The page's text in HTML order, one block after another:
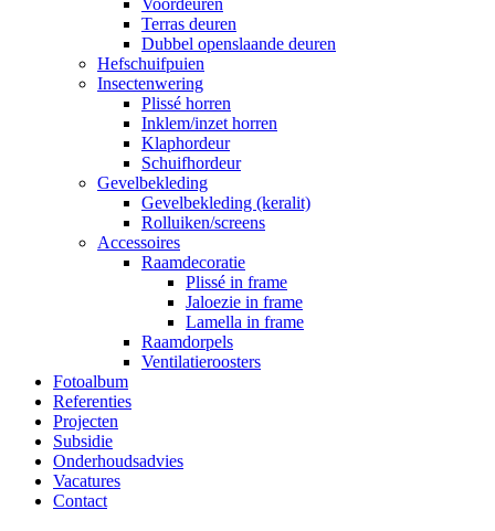
Voordeuren
Terras deuren
Dubbel openslaande deuren
Hefschuifpuien
Insectenwering
Plissé horren
Inklem/inzet horren
Klaphordeur
Schuifhordeur
Gevelbekleding
Gevelbekleding (keralit)
Rolluiken/screens
Accessoires
Raamdecoratie
Plissé in frame
Jaloezie in frame
Lamella in frame
Raamdorpels
Ventilatieroosters
Fotoalbum
Referenties
Projecten
Subsidie
Onderhoudsadvies
Vacatures
Contact